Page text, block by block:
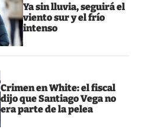
Ya sin lluvia, seguirá el
viento sur y el frío
intenso
Crimen en White: el fiscal
dijo que Santiago Vega no
era parte de la pelea